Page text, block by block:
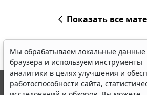
Показать все
Мы обрабатываем локальные данные
браузера и используем инструменты
аналитики в целях улучшения и
работоспособности сайта,
© ООО "НПП "ГАРАНТ-СЕРВИС", 2026.